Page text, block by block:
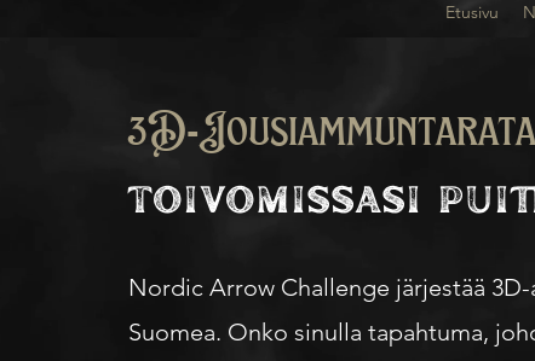
Etusivu
3D-Jousiammuntarata
TOIVOMISSASI
Nordic Arrow Challenge järjestää
Suomea. Onko sinulla tapahtuma,